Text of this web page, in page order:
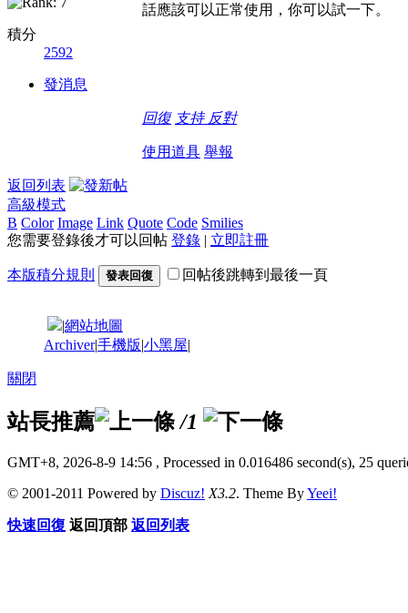
積分
2592
發消息
話應該可以正常使用，你可以試一下。
回復 支持 反對
使用道具 舉報
返回列表
高級模式
B Color Image Link Quote Code Smilies
您需要登錄後才可以回帖 登錄 | 立即註冊
本版積分規則 發表回復 回帖後跳轉到最後一頁
|網站地圖
Archiver|手機版|小黑屋|
關閉
站長推薦 /1
GMT+8, 2026-8-9 14:56 , Processed in 0.016486 second(s), 25
© 2001-2011 Powered by Discuz! X3.2. Theme ByYeei!
快速回復 返回頂部 返回列表